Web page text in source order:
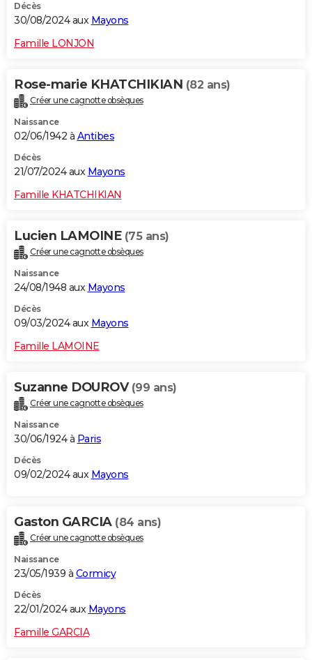
Décès
30/08/2024 aux Mayons
Famille LONJON
Rose-marie KHATCHIKIAN (82 ans)
Créer une cagnotte obsèques
Naissance
02/06/1942 à Antibes
Décès
21/07/2024 aux Mayons
Famille KHATCHIKIAN
Lucien LAMOINE (75 ans)
Créer une cagnotte obsèques
Naissance
24/08/1948 aux Mayons
Décès
09/03/2024 aux Mayons
Famille LAMOINE
Suzanne DOUROV (99 ans)
Créer une cagnotte obsèques
Naissance
30/06/1924 à Paris
Décès
09/02/2024 aux Mayons
Gaston GARCIA (84 ans)
Créer une cagnotte obsèques
Naissance
23/05/1939 à Cormicy
Décès
22/01/2024 aux Mayons
Famille GARCIA